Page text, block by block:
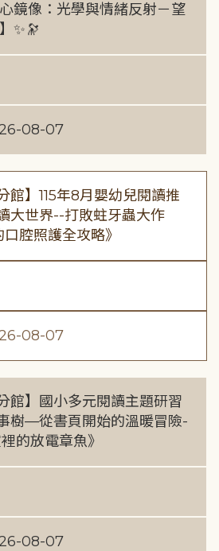
鏡像：光學與情緒反射－望
✨🔭
08-07
館】115年8月嬰幼兒閱讀推
大世界--打敗蛀牙蟲大作
腔照護全攻略》
08-07
館】國小多元閱讀主題研習
樹—從書頁開始的溫暖冒險-
的放電章魚》
08-07